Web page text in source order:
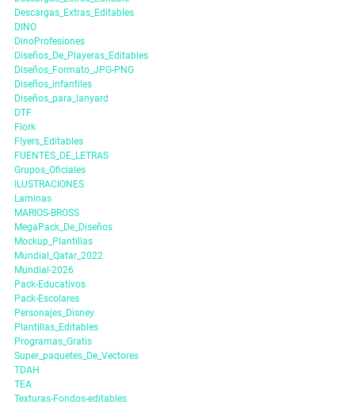
Descargas_Extras_Editables
DINO
DinoProfesiones
Diseños_De_Playeras_Editables
Diseños_Formato_JPG-PNG
Diseños_infantiles
Diseños_para_lanyard
DTF
Flork
Flyers_Editables
FUENTES_DE_LETRAS
Grupos_Oficiales
ILUSTRACIONES
Laminas
MARIOS-BROSS
MegaPack_De_Diseños
Mockup_Plantillas
Mundial_Qatar_2022
Mundial-2026
Pack-Educativos
Pack-Escolares
Personajes_Disney
Plantillas_Editables
Programas_Gratis
Super_paquetes_De_Vectores
TDAH
TEA
Texturas-Fondos-editables